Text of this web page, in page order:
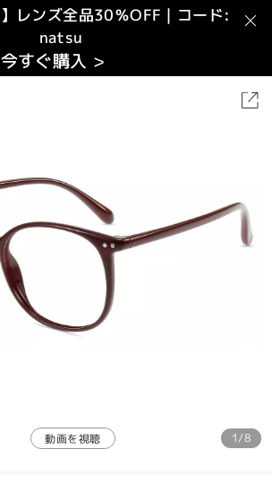
】レンズ全品30％OFF｜コード:
natsu
今すぐ購入 >
動画を視聴 1/8